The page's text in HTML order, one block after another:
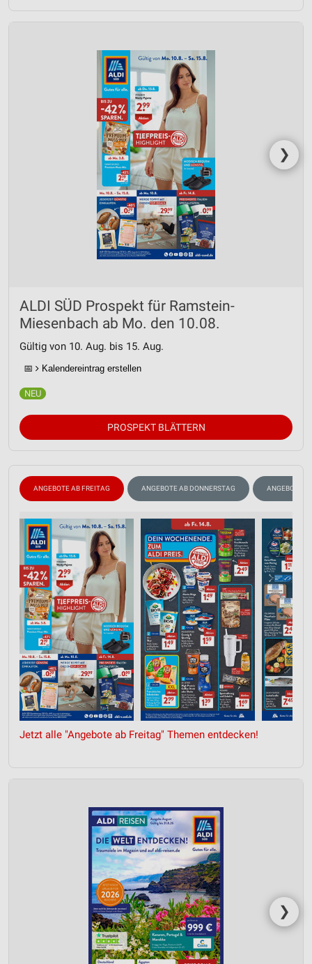
❯
ALDI SÜD Prospekt für Ramstein-
Miesenbach ab Mo. den 10.08.
Gültig von 10. Aug. bis 15. Aug.
📅 Kalendereintrag erstellen
PROSPEKT BLÄTTERN
ANGEBOTE AB FREITAG ANGEBOTE AB DONNERSTAG ANGEBOTE
Jetzt alle "Angebote ab Freitag" Themen entdecken!
❯